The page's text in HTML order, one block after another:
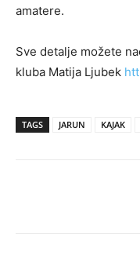
amatere.
Sve detalje možete
kluba Matija Ljubek
TAGS JARUN KAJAK